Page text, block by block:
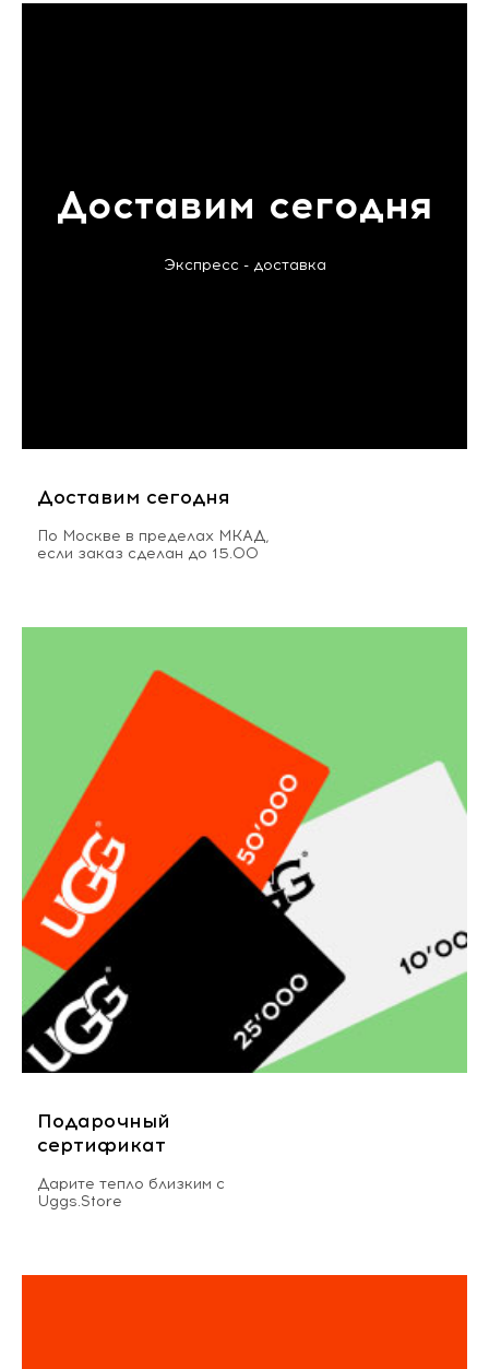
Доставим сегодня
Экспресс - доставка
Доставим сегодня
По Москве в пределах МКАД,
если заказ сделан до 15.00
Подарочный
сертификат
Дарите тепло близким с
Uggs.Store